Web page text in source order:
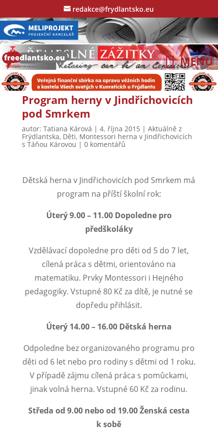
redakce@frydlantsko.eu
Program herny v Jindřichovicích
pod Smrkem
autor: Tatiana Kárová | 4. října 2015 | Aktuálně z
Frýdlantska, Děti, Montessori herna v Jindřichovicích
s Táňou Károvou | 0 komentářů
Dětská herna v Jindřichovicích pod Smrkem má
program na příští školní rok:
Úterý 9.00 – 11.00 Dopoledne pro
předškoláky
Vzdělávací dopoledne pro děti od 5 do 7 let,
cílená práca s dětmi, orientováno na
matematiku. Prvky Montessori i Hejného
pedagogiky. Vstupné 80 Kč za dítě, je nutné se
dopředu přihlásit.
Úterý 14.00 – 16.00 Dětská herna
Odpoledne bez organizovaného programu pro
děti od 6 let nebo pro rodiny s dětmi od 1 roku.
V případě zájmu cílená práca s pomůckami,
jinak volná herna. Vstupné 60 Kč za rodinu.
Středa od 9.00 nebo od 19.00 Ženská cesta
k sobě